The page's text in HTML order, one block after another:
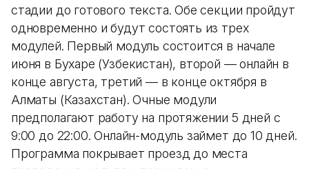
стадии до готового текста. Обе секции пройдут
одновременно и будут состоять из трех
модулей. Первый модуль состоится в начале
июня в Бухаре (Узбекистан), второй — онлайн в
конце августа, третий — в конце октября в
Алматы (Казахстан). Очные модули
предполагают работу на протяжении 5 дней с
9:00 до 22:00. Онлайн-модуль займет до 10 дней.
Программа покрывает проезд до места